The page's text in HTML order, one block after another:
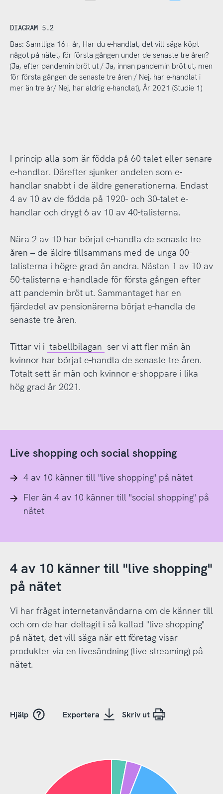
DIAGRAM 5.2
Bas: Samtliga 16+ år, Har du e-handlat, det vill säga köpt
något på nätet, för första gången under de senaste tre åren?
(Ja, efter pandemin bröt ut / Ja, innan pandemin bröt ut, men
för första gången de senaste tre åren / Nej, har e-handlat i
mer än tre år/ Nej, har aldrig e-handlat), År 2021 (Studie 1)
I princip alla som är födda på 60-talet eller senare
e-handlar. Därefter sjunker andelen som e-
handlar snabbt i de äldre generationerna. Endast
4 av 10 av de födda på 1920- och 30-talet e-
handlar och drygt 6 av 10 av 40-talisterna.
Nära 2 av 10 har börjat e-handla de senaste tre
åren – de äldre tillsammans med de unga 00-
talisterna i högre grad än andra. Nästan 1 av 10 av
50-talisterna e-handlade för första gången efter
att pandemin bröt ut. Sammantaget har en
fjärdedel av pensionärerna börjat e-handla de
senaste tre åren.
Tittar vi i tabellbilagan ser vi att fler män än
kvinnor har börjat e-handla de senaste tre åren.
Totalt sett är män och kvinnor e-shoppare i lika
hög grad år 2021.
Live shopping och social shopping
4 av 10 känner till "live shopping" på nätet
Fler än 4 av 10 känner till "social shopping" på
nätet
4 av 10 känner till "live shopping"
på nätet
Vi har frågat internetanvändarna om de känner till
och om de har deltagit i så kallad "live shopping"
på nätet, det vill säga när ett företag visar
produkter via en livesändning (live streaming) på
nätet.
Hjälp Exportera Skriv ut